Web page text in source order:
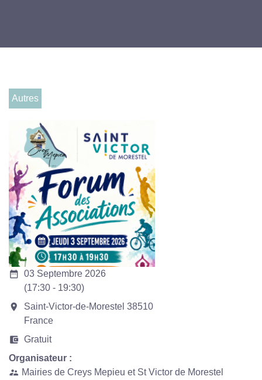
Autres
date_range 03 Septembre 2026
(17:30 - 19:30)
room
Saint-Victor-de-Morestel 38510
France
account_balance_wallet Gratuit
Organisateur :
supervisor_account Mairies de Creys Mepieu et St Victor de Morestel